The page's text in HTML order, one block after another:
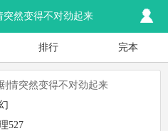
突然变得不对劲起来
排行 完本
情突然变得不对劲起来
527